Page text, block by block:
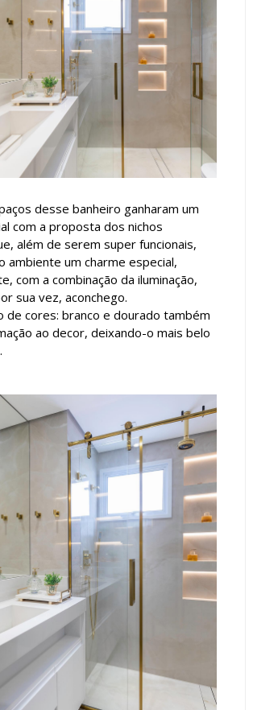
desse banheiro ganharam um
com a proposta dos nichos
além de serem super funcionais,
ambiente um charme especial,
com a combinação da iluminação,
sua vez, aconchego.
de cores: branco e dourado também
ao decor, deixando-o mais belo